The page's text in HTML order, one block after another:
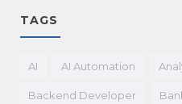
TAGS
AI AI Automation
Backend Developer